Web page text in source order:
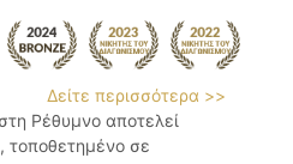
Δείτε περισσότερα >>
Ρέθυμνο αποτελεί
τοποθετημένο σε